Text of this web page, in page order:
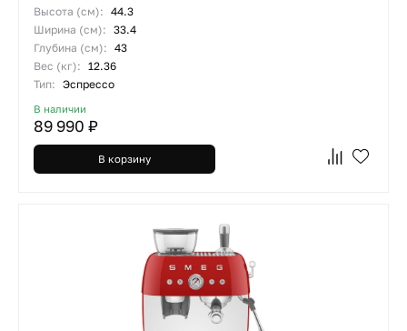
Высота (см): 44.3
Ширина (см): 33.4
Глубина (см): 43
Вес (кг): 12.36
Тип: Эспрессо
В наличии
89 990 ₽
В корзину